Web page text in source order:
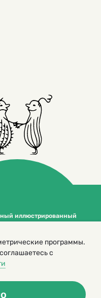
иллюстрированный
программы.
с